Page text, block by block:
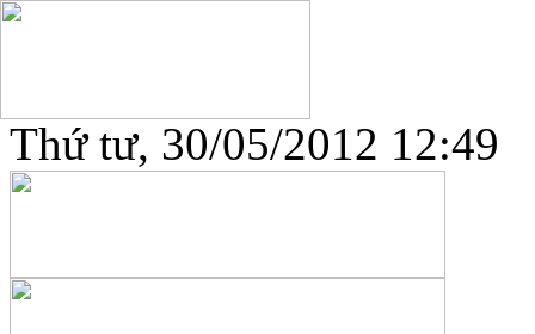
Thứ tư, 30/05/2012 12:49